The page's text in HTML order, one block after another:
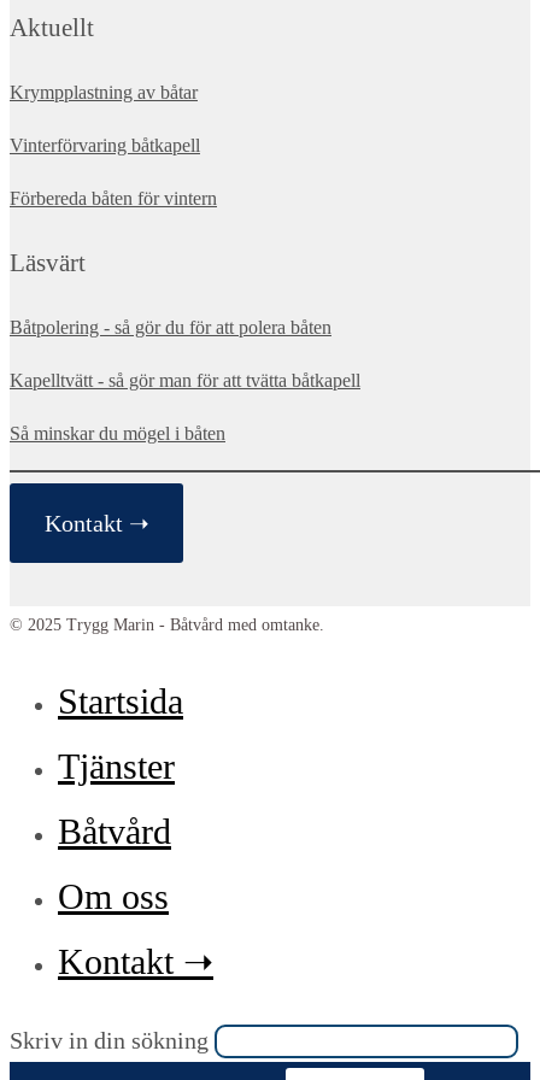
Aktuellt
Krympplastning av båtar
Vinterförvaring båtkapell
Förbereda båten för vintern
Läsvärt
Båtpolering - så gör du för att polera båten
Kapelltvätt - så gör man för att tvätta båtkapell
Så minskar du mögel i båten
Kontakt ➝
© 2025 Trygg Marin - Båtvård med omtanke.
Startsida
Tjänster
Båtvård
Om oss
Kontakt ➝
Sök
Skriv in din sökning